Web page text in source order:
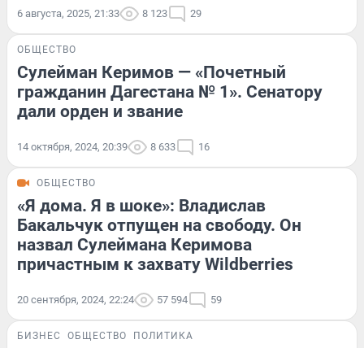
6 августа, 2025, 21:33 8 123 29
ОБЩЕСТВО
Сулейман Керимов — «Почетный
гражданин Дагестана № 1». Сенатору
дали орден и звание
14 октября, 2024, 20:39 8 633 16
ОБЩЕСТВО
«Я дома. Я в шоке»: Владислав
Бакальчук отпущен на свободу. Он
назвал Сулеймана Керимова
причастным к захвату Wildberries
20 сентября, 2024, 22:24 57 594 59
БИЗНЕС ОБЩЕСТВО ПОЛИТИКА